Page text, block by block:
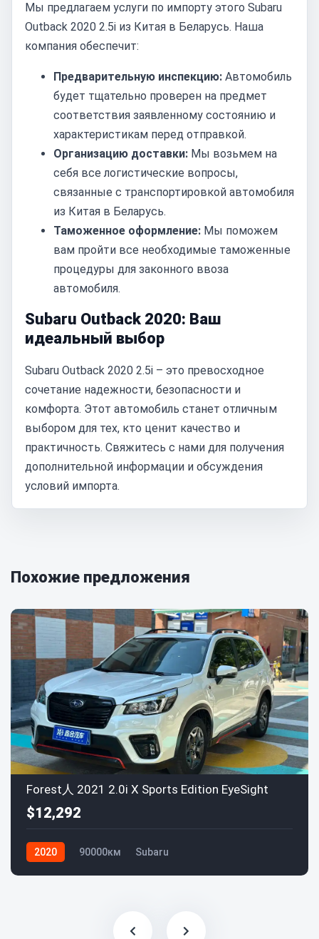
Мы предлагаем услуги по импорту этого Subaru
Outback 2020 2.5i из Китая в Беларусь. Наша
компания обеспечит:
Предварительную инспекцию: Автомобиль
будет тщательно проверен на предмет
соответствия заявленному состоянию и
характеристикам перед отправкой.
Организацию доставки: Мы возьмем на
себя все логистические вопросы,
связанные с транспортировкой автомобиля
из Китая в Беларусь.
Таможенное оформление: Мы поможем
вам пройти все необходимые таможенные
процедуры для законного ввоза
автомобиля.
Subaru Outback 2020: Ваш
идеальный выбор
Subaru Outback 2020 2.5i – это превосходное
сочетание надежности, безопасности и
комфорта. Этот автомобиль станет отличным
выбором для тех, кто ценит качество и
практичность. Свяжитесь с нами для получения
дополнительной информации и обсуждения
условий импорта.
Похожие предложения
Forest人 2021 2.0i X Sports Edition EyeSight
$12,292
2020 90000км Subaru